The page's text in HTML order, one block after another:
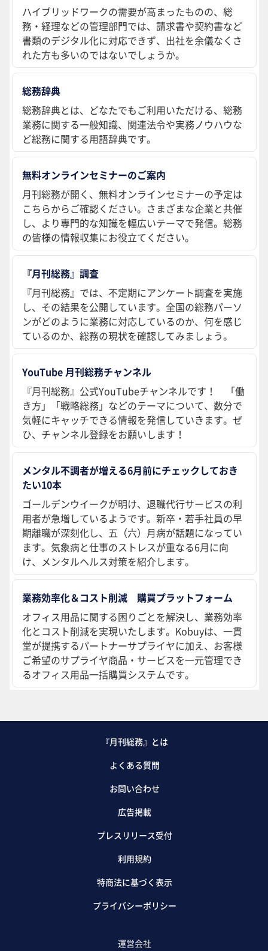
ハイブリッドワークの需要が高まったものの、総
務・経理などの管理部門では、請求書や契約書など
書類のデジタル化に対応できず、出社を余儀なくさ
れた方も多いのではないでしょうか。
総務辞典
総務辞典とは、どなたでもご利用いただける、総務
業務に関する一般知識、関連法令や実務ノウハウな
ど総務に関する用語辞典です。
無料オンラインセミナーのご案内
月刊総務が開く、無料オンラインセミナーの予定は
こちらからご確認ください。さまざまな企業と共催
し、より専門的な知識を幅広いテーマで発信。総務
の皆様の情報収集にお役立てください。
『月刊総務』調査
『月刊総務』では、不定期にアンケート調査を実施
し、その結果を公開しています。全国の総務パーソ
ンがどのように業務に対応しているのか、何を感じ
ているのか、総務の現状を確認してみましょう。
YouTube 月刊総務チャンネル
『月刊総務』公式YouTubeチャンネルです！ 「働
き方」「戦略総務」などのテーマについて、数分で
気軽にキャッチできる情報を発信していきます。ぜ
ひ、チャンネル登録をお願いします！
メンタル不調者が増える6月前にチェックしておき
たい10本
ゴールデンウイークが明け、退職代行サービスの利
用者が急増しているようです。新卒・若手社員の早
期離職が深刻化し、五（六）月病が話題になってい
ます。気象病と仕事のストレスが重なる6月に向
け、メンタルヘルス対策を紹介します。
業務効率化＆コスト削減 購買プラットフォーム
オフィス用品に関する困りごとを解決し、業務効率
化とコスト削減を実現いたします。Kobuyは、一貫
堂が提携するパートナーサプライヤに加え、お客様
ご希望のサプライヤ商品・サービスを一元管理でき
るオフィス用品一括購買システムです。
『月刊総務』とは
よくある質問
お問い合わせ
広告掲載
プレスリリース受付
利用規約
特商法に基づく表示
プライバシーポリシー
運営会社